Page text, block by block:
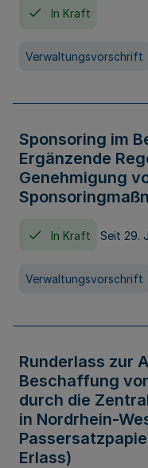
In Kraft
Verwaltungsvorschrift
Sponsoring im
Ergänzende
Genehmigung
In Kraft Seit 29.
Verwaltungsvorschrift
Runderlass zur
Beschaffung
durch die
in Nordrhein-
Erlass)